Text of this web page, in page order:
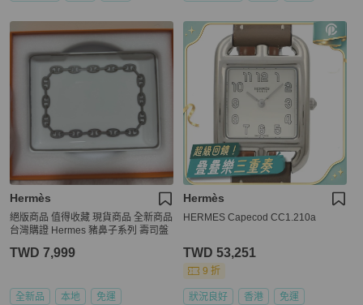
Hermès
絕版商品 值得收藏 現貨商品 全新商品
台灣購證 Hermes 豬鼻子系列 壽司盤
TWD 7,999
全新品 本地 免運
Hermès
HERMES Capecod CC1.210a
TWD 53,251
9 折
狀況良好 香港 免運